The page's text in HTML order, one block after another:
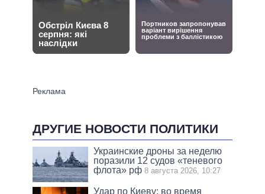
ДРУГИЕ НОВОСТИ ПОЛИТИКИ
Украинские дроны за неделю
поразили 12 судов «теневого
флота» рф 8 августа 2026, 10:27
Удар по Киеву: во время